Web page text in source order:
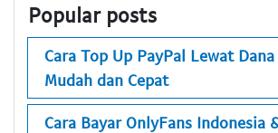
Popular posts
Cara Top Up PayPal Lewat
Mudah dan Cepat
Cara Bayar OnlyFans Indonesia